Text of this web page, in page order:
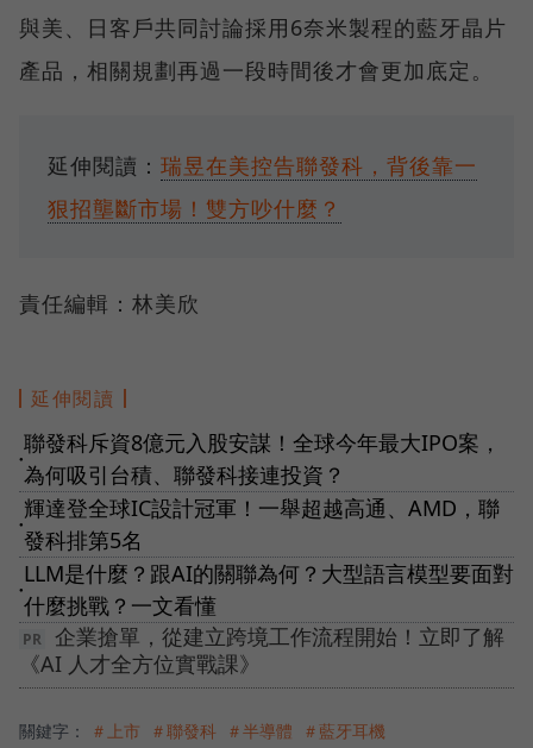
與美、日客戶共同討論採用6奈米製程的藍牙晶片
產品，相關規劃再過一段時間後才會更加底定。
延伸閱讀： 瑞昱在美控告聯發科，背後靠一
狠招壟斷市場！雙方吵什麼？
責任編輯：林美欣
延伸閱讀
●
聯發科斥資8億元入股安謀！全球今年最大IPO案，
為何吸引台積、聯發科接連投資？
●
輝達登全球IC設計冠軍！一舉超越高通、AMD，聯
發科排第5名
●
LLM是什麼？跟AI的關聯為何？大型語言模型要面對
什麼挑戰？一文看懂
企業搶單，從建立跨境工作流程開始！立即了解
《AI 人才全方位實戰課》
關鍵字： ＃上市 ＃聯發科 ＃半導體 ＃藍牙耳機